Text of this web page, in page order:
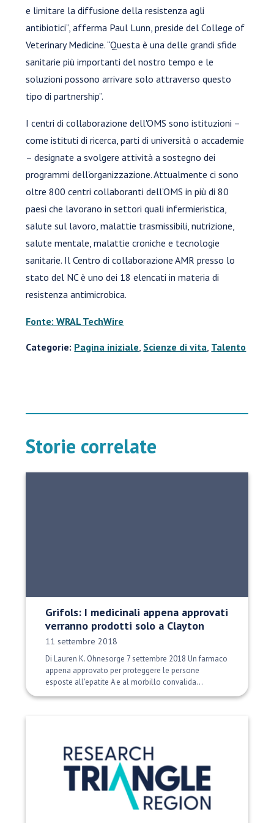
e limitare la diffusione della resistenza agli
antibiotici”, afferma Paul Lunn, preside del College of
Veterinary Medicine. “Questa è una delle grandi sfide
sanitarie più importanti del nostro tempo e le
soluzioni possono arrivare solo attraverso questo
tipo di partnership”.
I centri di collaborazione dell'OMS sono istituzioni –
come istituti di ricerca, parti di università o accademie
– designate a svolgere attività a sostegno dei
programmi dell'organizzazione. Attualmente ci sono
oltre 800 centri collaboranti dell’OMS in più di 80
paesi che lavorano in settori quali infermieristica,
salute sul lavoro, malattie trasmissibili, nutrizione,
salute mentale, malattie croniche e tecnologie
sanitarie. Il Centro di collaborazione AMR presso lo
stato del NC è uno dei 18 elencati in materia di
resistenza antimicrobica.
Fonte: WRAL TechWire
Categorie: Pagina iniziale Scienze di vita Talento
Storie correlate
Grifols: I medicinali appena approvati
verranno prodotti solo a Clayton
Data di pubblicazione:
11 settembre 2018
Di Lauren K. Ohnesorge 7 settembre 2018 Un farmaco
appena approvato per proteggere le persone
esposte all'epatite A e al morbillo convalida...